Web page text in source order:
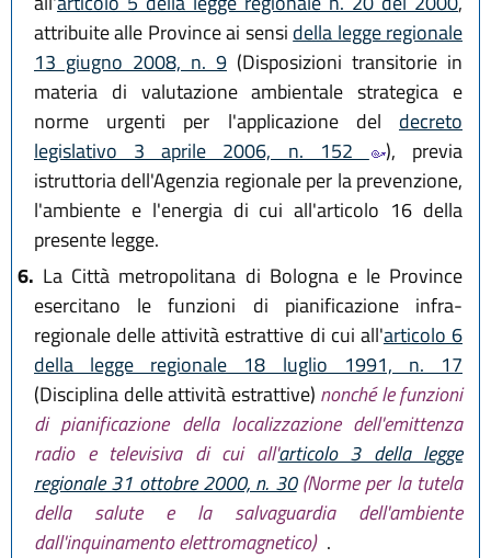
attribuite alle Province ai sensi della legge regionale
13 giugno 2008, n. 9 (Disposizioni transitorie in
materia di valutazione ambientale strategica e
norme urgenti per l'applicazione del decreto
legislativo 3 aprile 2006, n. 152
), previa
istruttoria dell'Agenzia regionale per la prevenzione,
l'ambiente e l'energia di cui all'articolo 16 della
presente legge.
6. La Città metropolitana di Bologna e le Province
esercitano le funzioni di pianificazione infra-
regionale delle attività estrattive di cui all'articolo 6
della legge regionale 18 luglio 1991, n. 17
(Disciplina delle attività estrattive) nonché le funzioni
di pianificazione della localizzazione dell'emittenza
radio e televisiva di cui all'articolo 3 della legge
regionale 31 ottobre 2000, n. 30(Norme per la tutela
della salute e la salvaguardia dell'ambiente
dall'inquinamento elettromagnetico) .